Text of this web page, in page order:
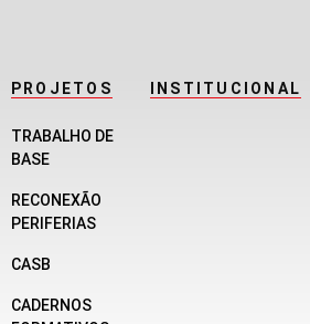
PROJETOS
TRABALHO DE
BASE
RECONEXÃO
PERIFERIAS
CASB
CADERNOS
INSTITUCIONAL